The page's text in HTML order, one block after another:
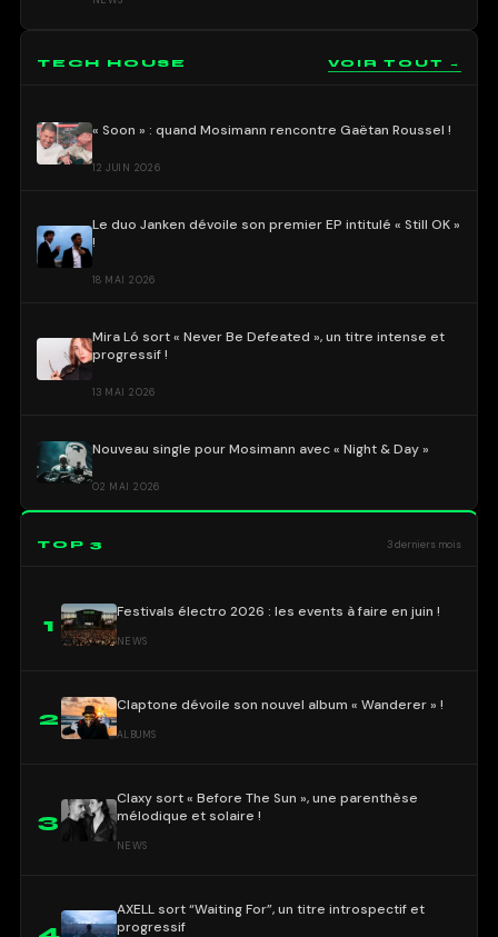
TECH HOUSE VOIR TOUT →
« Soon » : quand Mosimann rencontre Gaëtan Roussel !
12 JUIN 2026
Le duo Janken dévoile son premier EP intitulé « Still OK »
!
18 MAI 2026
Mira Ló sort « Never Be Defeated », un titre intense et
progressif !
13 MAI 2026
Nouveau single pour Mosimann avec « Night & Day »
02 MAI 2026
TOP 3 3 derniers mois
1
Festivals électro 2026 : les events à faire en juin !
NEWS
2
Claptone dévoile son nouvel album « Wanderer » !
ALBUMS
3
Claxy sort « Before The Sun », une parenthèse
mélodique et solaire !
NEWS
4
AXELL sort “Waiting For”, un titre introspectif et
progressif